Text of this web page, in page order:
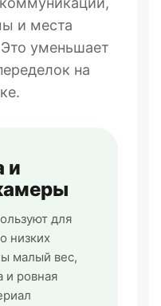
и места
уменьшает
на
и
для
низких
малый вес,
и ровная